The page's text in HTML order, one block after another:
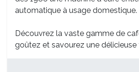
automatique à usage domestique.
Découvrez la vaste gamme de
goûtez et savourez une délicieuse